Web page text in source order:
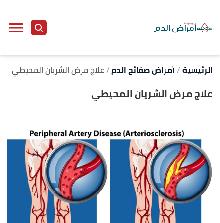
الرئيسية أمراض صفائح الدم علاج مرض الشريان المحيطي
علاج مرض الشريان المحيطي